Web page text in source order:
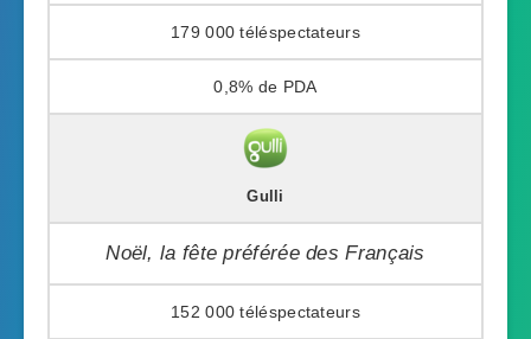
179 000
0,8%
Gulli
Noël, la fête préférée des Français
152 000